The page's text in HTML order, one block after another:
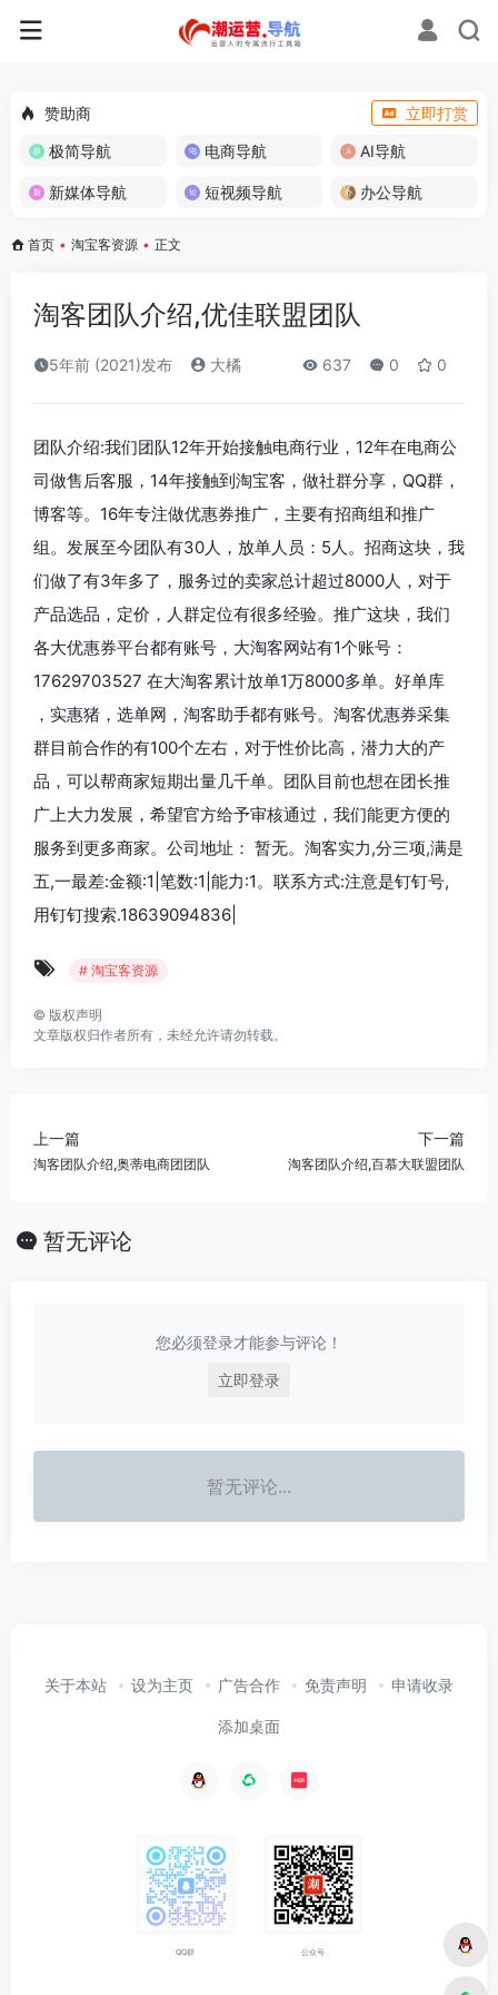
赞助商
立即打赏
极简导航
电商导航 AI导航
新媒体导航 短视频导航 办公导航
首页 • 淘宝客资源 • 正文
淘客团队介绍,优佳联盟团队
5年前 (2021)发布 大橘 637 0 0
团队介绍:我们团队12年开始接触电商行业，12年在电商公
司做售后客服，14年接触到淘宝客，做社群分享，QQ群，
博客等。16年专注做优惠券推广，主要有招商组和推广
组。发展至今团队有30人，放单人员：5人。招商这块，我
们做了有3年多了，服务过的卖家总计超过8000人，对于
产品选品，定价，人群定位有很多经验。推广这块，我们
各大优惠券平台都有账号，大淘客网站有1个账号：
17629703527 在大淘客累计放单1万8000多单。好单库
，实惠猪，选单网，淘客助手都有账号。淘客优惠券采集
群目前合作的有100个左右，对于性价比高，潜力大的产
品，可以帮商家短期出量几千单。团队目前也想在团长推
广上大力发展，希望官方给予审核通过，我们能更方便的
服务到更多商家。公司地址： 暂无。淘客实力,分三项,满是
五,一最差:金额:1|笔数:1|能力:1。联系方式:注意是钉钉号,
用钉钉搜索.18639094836|
# 淘宝客资源
© 版权声明
文章版权归作者所有，未经允许请勿转载。
上一篇
淘客团队介绍,奥蒂电商团团队
下一篇
淘客团队介绍,百慕大联盟团队
暂无评论
您必须登录才能参与评论！
立即登录
暂无评论...
关于本站 设为主页 广告合作 免责声明 申请收录
添加桌面
QQ群 公众号